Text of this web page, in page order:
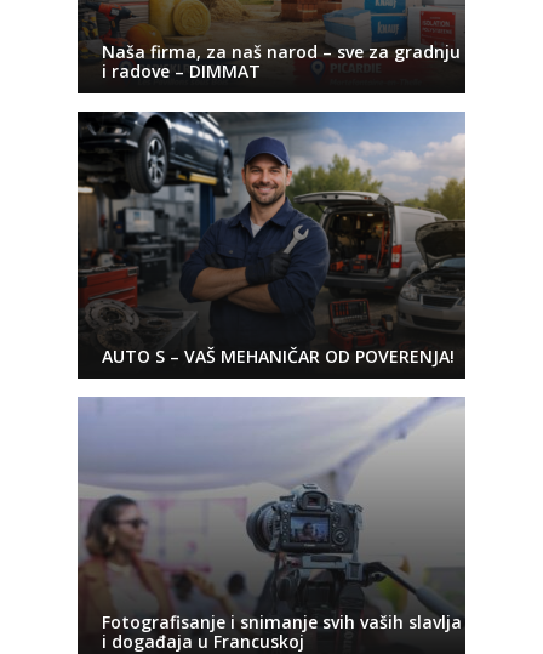
Naša firma, za naš narod – sve za gradnju
i radove – DIMMAT
AUTO S – VAŠ MEHANIČAR OD POVERENJA!
Fotografisanje i snimanje svih vaših slavlja
i događaja u Francuskoj